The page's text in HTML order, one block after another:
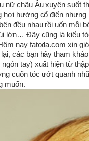
nữ châu Âu xuyên suốt
hơi hướng cổ điển
đều nhau rồi uốn mỗi
lớn… Đây cũng là kiểu
nay fatoda.com xin
các bạn hãy tham khảo
ngón tay) xuất hiện từ
cuốn tóc ướt quanh
muốn.